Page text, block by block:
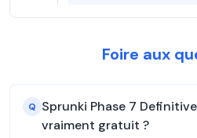
Foire aux
Q Sprunki Phase 7
vraiment gratuit ?